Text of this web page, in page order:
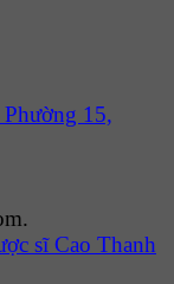
15,
sĩ Cao Thanh